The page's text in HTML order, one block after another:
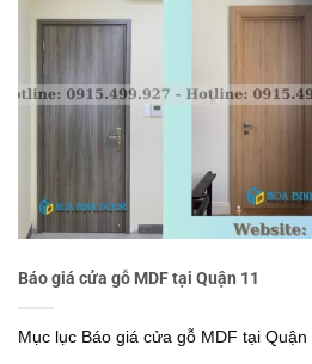
Báo giá cửa gỗ MDF tại Quận 11
Mục lục Báo giá cửa gỗ MDF tại